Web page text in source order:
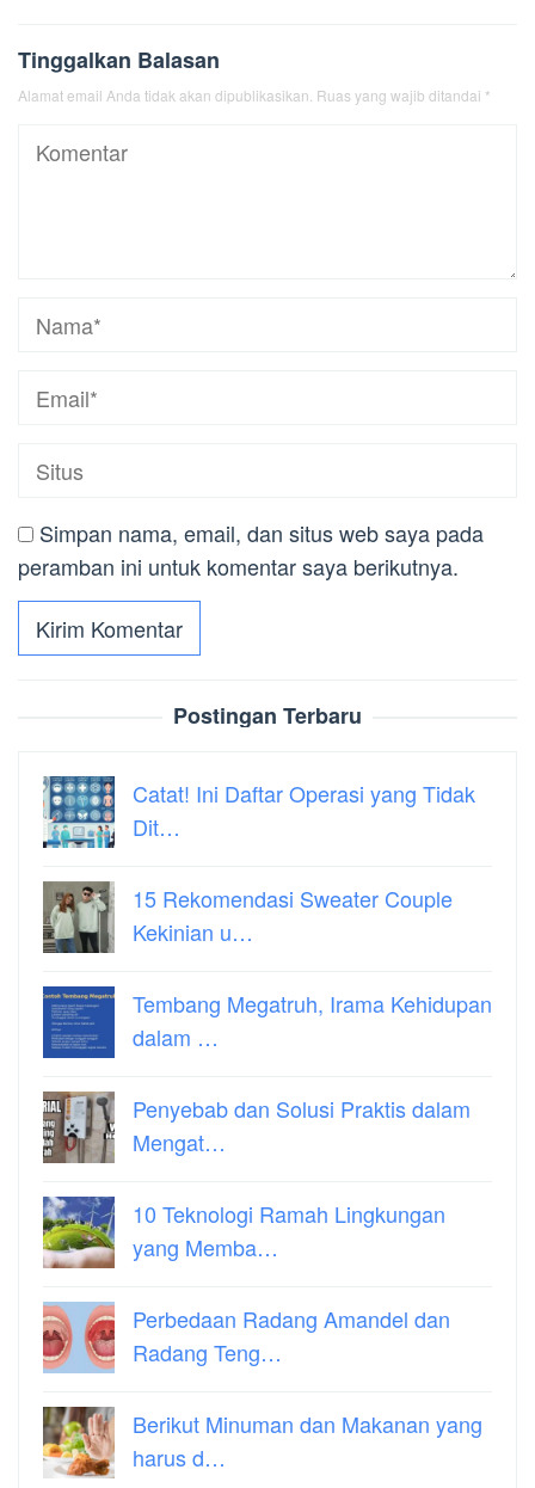
Tinggalkan Balasan
Alamat email Anda tidak akan dipublikasikan. Ruas yang wajib ditandai *
Simpan nama, email, dan situs web saya pada
peramban ini untuk komentar saya berikutnya.
Postingan Terbaru
Catat! Ini Daftar Operasi yang Tidak
Dit…
15 Rekomendasi Sweater Couple
Kekinian u…
Tembang Megatruh, Irama Kehidupan
dalam …
Penyebab dan Solusi Praktis dalam
Mengat…
10 Teknologi Ramah Lingkungan
yang Memba…
Perbedaan Radang Amandel dan
Radang Teng…
Berikut Minuman dan Makanan yang
harus d…